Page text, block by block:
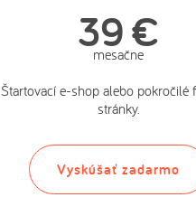
Štartovací e-shop alebo pokročilé
stránky.
39 €
mesačne
Vyskúšať zadarmo